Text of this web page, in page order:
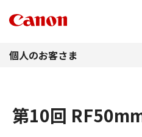
個人のお客さま
第10回